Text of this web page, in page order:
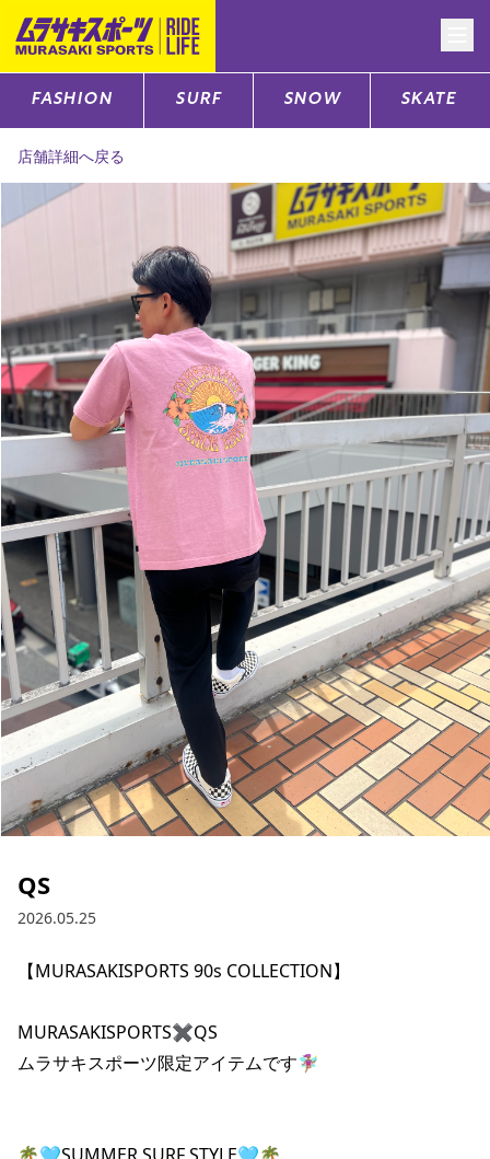
CATEGORY
スノーTOP
スケートTOP
CONTENTS
ブランド一覧
特集一覧
スタッフスナップ
SUPPORT
ご利用ガイド
会員ランク
店頭受取サービス
ギフトラッピング
アフターサポート
下取り保証について
よくある質問
店舗一覧
お問い合わせ
ニュース
ムラサキスポーツ 公式アプリ
FASHION SURF SNOW SKATE
店舗詳細へ戻る
QS
2026.05.25
【MURASAKISPORTS 90s COLLECTION】
MURASAKISPORTS✖️QS
ムラサキスポーツ限定アイテムです🧚🏽‍♀️